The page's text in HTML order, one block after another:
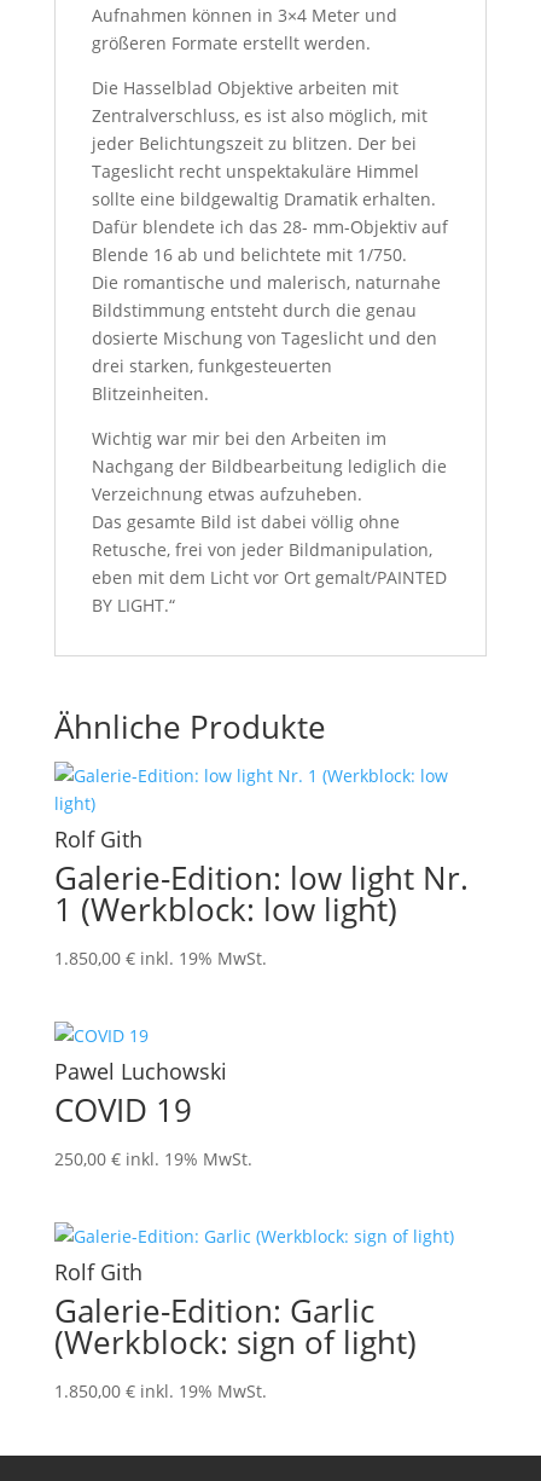
Aufnahmen können in 3×4 Meter und
größeren Formate erstellt werden.
Die Hasselblad Objektive arbeiten mit
Zentralverschluss, es ist also möglich, mit
jeder Belichtungszeit zu blitzen. Der bei
Tageslicht recht unspektakuläre Himmel
sollte eine bildgewaltig Dramatik erhalten.
Dafür blendete ich das 28- mm-Objektiv auf
Blende 16 ab und belichtete mit 1/750.
Die romantische und malerisch, naturnahe
Bildstimmung entsteht durch die genau
dosierte Mischung von Tageslicht und den
drei starken, funkgesteuerten
Blitzeinheiten.
Wichtig war mir bei den Arbeiten im
Nachgang der Bildbearbeitung lediglich die
Verzeichnung etwas aufzuheben.
Das gesamte Bild ist dabei völlig ohne
Retusche, frei von jeder Bildmanipulation,
eben mit dem Licht vor Ort gemalt/PAINTED
BY LIGHT.“
Ähnliche Produkte
Rolf Gith
Galerie-Edition: low light Nr.
1 (Werkblock: low light)
1.850,00 € inkl. 19% MwSt.
Pawel Luchowski
COVID 19
250,00 € inkl. 19% MwSt.
Rolf Gith
Galerie-Edition: Garlic
(Werkblock: sign of light)
1.850,00 € inkl. 19% MwSt.